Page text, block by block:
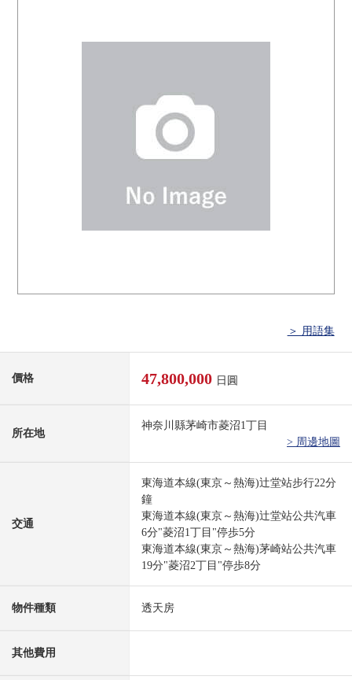
＞ 用語集
價格 47,800,000 日圓
所在地
神奈川縣茅崎市菱沼1丁目
> 周邊地圖
交通
東海道本線(東京～熱海)辻堂站步行22分
鐘
東海道本線(東京～熱海)辻堂站公共汽車
6分"菱沼1丁目"停歩5分
東海道本線(東京～熱海)茅崎站公共汽車
19分"菱沼2丁目"停歩8分
物件種類 透天房
其他費用